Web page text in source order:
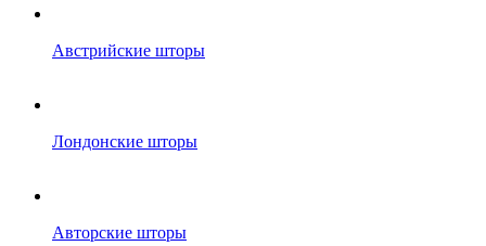
Австрийские шторы
Лондонские шторы
Авторские шторы